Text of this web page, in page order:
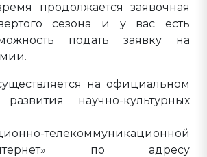
продолжается заявочная
сезона и у вас есть
подать заявку на
на официальном
научно-культурных
телекоммуникационной
по адресу